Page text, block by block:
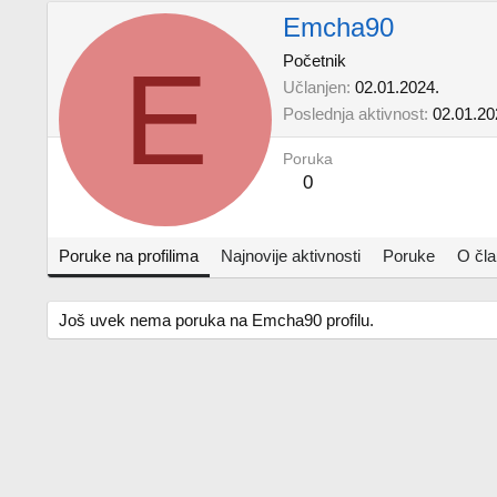
E
Emcha90
Početnik
Učlanjen 02.01.2024.
Poslednja aktivnost
Poruka
0
Poruke na profilima Najnovije aktivnosti Poruke O
Još uvek nema poruka na Emcha90 profilu.